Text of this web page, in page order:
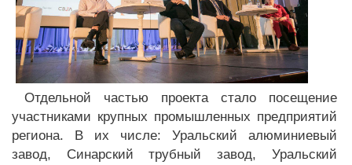
Отдельной частью проекта стало посещение
участниками крупных промышленных предприятий
региона. В их числе: Уральский алюминиевый
завод, Синарский трубный завод, Уральский